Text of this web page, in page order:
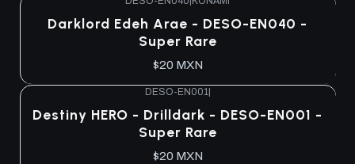
Darklord Edeh Arae - DESO-EN040 -
Super Rare
$20 MXN
DESO-EN001|
Destiny HERO - Drilldark - DESO-EN001 -
Super Rare
$20 MXN